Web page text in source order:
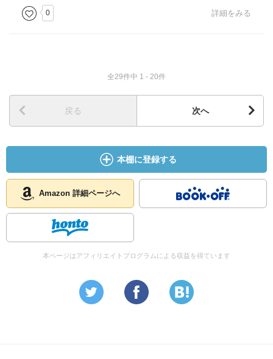
0 詳細をみる
全29件中 1 - 20件
戻る 次へ
本棚に登録する
Amazon 詳細ページへ
本ページはアフィリエイトプログラムによる収益を得ています